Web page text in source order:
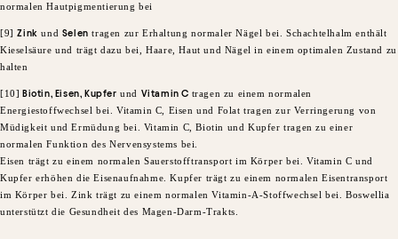
normalen Hautpigmentierung bei
[9]Zink und Selen tragen zur Erhaltung normaler Nägel bei. Schachtelhalm enthält
Kieselsäure und trägt dazu bei, Haare, Haut und Nägel in einem optimalen Zustand zu
halten
[10] Biotin, Eisen, Kupfer und Vitamin C tragen zu einem normalen
Energiestoffwechsel bei. Vitamin C, Eisen und Folat tragen zur Verringerung von
Müdigkeit und Ermüdung bei. Vitamin C, Biotin und Kupfer tragen zu einer
normalen Funktion des Nervensystems bei.
Eisen trägt zu einem normalen Sauerstofftransport im Körper bei. Vitamin C und
Kupfer erhöhen die Eisenaufnahme. Kupfer trägt zu einem normalen Eisentransport
im Körper bei. Zink trägt zu einem normalen Vitamin-A-Stoffwechsel bei. Boswellia
unterstützt die Gesundheit des Magen-Darm-Trakts.